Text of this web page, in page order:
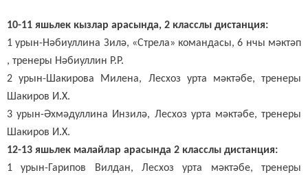
10-11 яшьлек кызлар арасында, 2 класслы дистанция:
1 урын-Нәбиуллина Зилә, «Стрела» командасы, 6 нчы мәктәп
, тренеры Нәбиуллин Р.Р.
2 урын-Шакирова Милена, Лесхоз урта мәктәбе, тренеры
Шакиров И.Х.
3 урын-Әхмәдуллина Инзилә, Лесхоз урта мәктәбе, тренеры
Шакиров И.Х.
12-13 яшьлек малайлар арасында 2 класслы дистанция:
1 урын-Гарипов Вилдан, Лесхоз урта мәктәбе, тренеры